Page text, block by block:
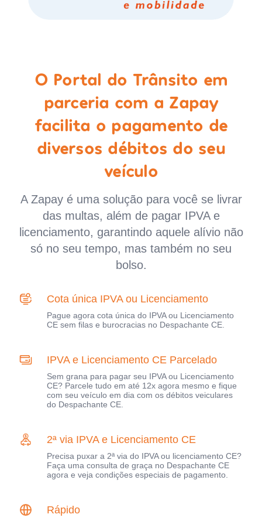
O Portal do Trânsito em
parceria com a Zapay
facilita o pagamento de
diversos débitos do seu
veículo
A Zapay é uma solução para você se livrar
das multas, além de pagar IPVA e
licenciamento, garantindo aquele alívio não
só no seu tempo, mas também no seu
bolso.
Cota única IPVA ou Licenciamento
Pague agora cota única do IPVA ou Licenciamento
CE sem filas e burocracias no Despachante CE.
IPVA e Licenciamento CE Parcelado
Sem grana para pagar seu IPVA ou Licenciamento
CE? Parcele tudo em até 12x agora mesmo e fique
com seu veículo em dia com os débitos veiculares
do Despachante CE.
2ª via IPVA e Licenciamento CE
Precisa puxar a 2ª via do IPVA ou licenciamento CE?
Faça uma consulta de graça no Despachante CE
agora e veja condições especiais de pagamento.
Rápido